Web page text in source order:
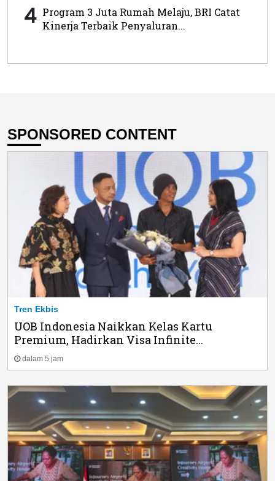
4 Program 3 Juta Rumah Melaju, BRI Catat
Kinerja Terbaik Penyaluran...
SPONSORED CONTENT
Tren Ekbis
UOB Indonesia Naikkan Kelas Kartu
Premium, Hadirkan Visa Infinite...
dalam 5 jam